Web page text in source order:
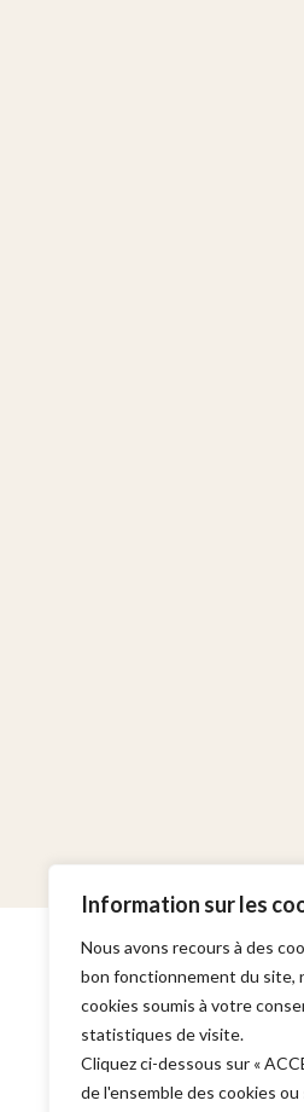
Information sur les
Nous avons recours à des
bon fonctionnement du site,
cookies soumis à votre
statistiques de visite.
Cliquez ci-dessous sur «
de l'ensemble des cookies ou
Cabinet
Adresse :